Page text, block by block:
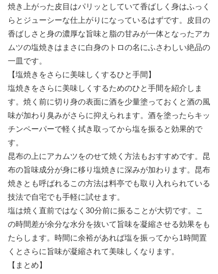
焼き上がった皮目はパリッとしていて香ばしく身はふっく
らとジューシーな仕上がりになっているはずです。皮目の
香ばしさと身の濃厚な旨味と脂の甘みが一体となったアカ
ムツの塩焼きはまさに白身のトロの名にふさわしい絶品の
一皿です。
【塩焼きをさらに美味しくするひと手間】
塩焼きをさらに美味しくするためのひと手間を紹介しま
す。焼く前に切り身の表面に酒を少量塗っておくと酒の風
味が加わり臭みがさらに抑えられます。酒を塗ったらキッ
チンペーパーで軽く拭き取ってから塩を振ると効果的で
す。
昆布の上にアカムツをのせて焼く方法もおすすめです。昆
布の旨味成分が身に移り塩焼きに深みが加わります。昆布
焼きとも呼ばれるこの方法は料亭でも取り入れられている
技法で自宅でも手軽に試せます。
塩は焼く直前ではなく30分前に振ることが大切です。こ
の時間差が余分な水分を抜いて旨味を凝縮させる効果をも
たらします。時間に余裕があれば塩を振ってから1時間置
くとさらに旨味が凝縮されて美味しくなります。
【まとめ】